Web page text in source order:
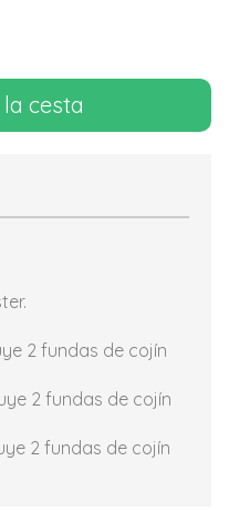
cesta
2 fundas de cojín
2 fundas de cojín
2 fundas de cojín